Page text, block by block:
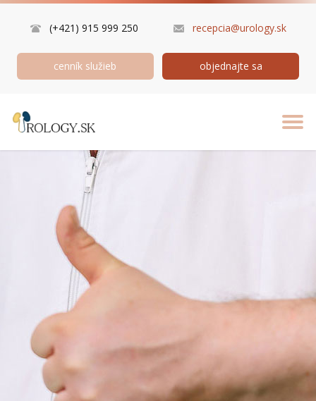
(+421) 915 999 250 recepcia@urology.sk
cenník služieb objednajte sa